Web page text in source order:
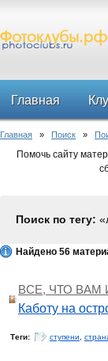
Главная
Форум
Главная » Поиск »
Помочь сайту
Поиск по тегу:
Найдено 56
ВСЕ, ЧТО ВАМ
Каботу на
Теги: ступени